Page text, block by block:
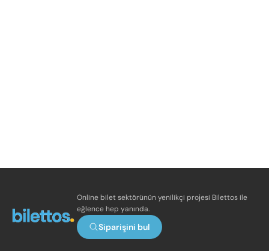
Online bilet sektörünün yenilikçi projesi Bilettos ile
eğlence hep yanında.
Siparişini bul